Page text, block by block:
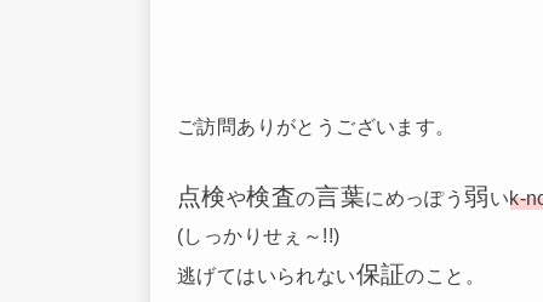
ご訪問ありがとうございます。
点検や検査の言葉にめっぽう弱いk-
(しっかりせぇ～!!)
逃げてはいられない保証のこと。